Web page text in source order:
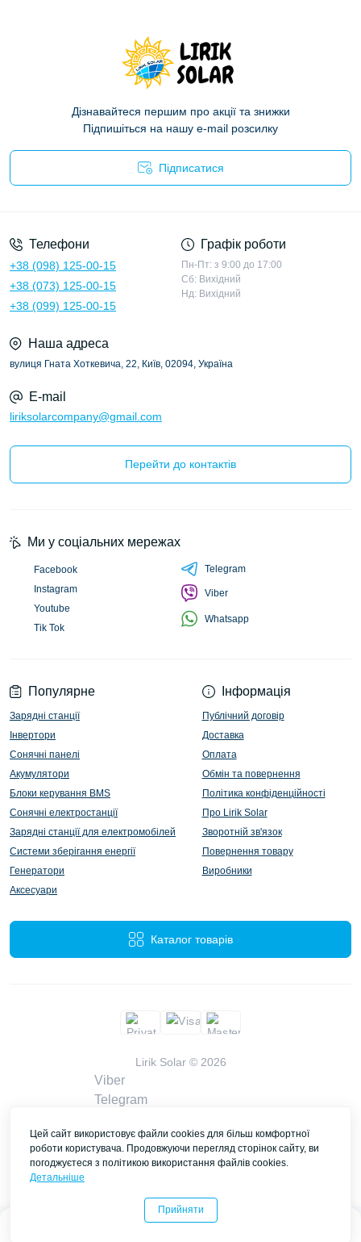
0
Дізнавайтеся першим про акції та знижки
Підпишіться на нашу e-mail розсилку
Підписатися
Телефони
+38 (098) 125-00-15
+38 (073) 125-00-15
+38 (099) 125-00-15
Графік роботи
Пн-Пт: з 9:00 до 17:00
Сб: Вихідний
Нд: Вихідний
Наша адреса
вулиця Гната Хоткевича, 22, Київ, 02094, Україна
E-mail
liriksolarcompany@gmail.com
Перейти до контактів
Популярне
Зарядні станції
Інвертори
Сонячні панелі
Акумулятори
Блоки керування BMS
Сонячні електростанції
Зарядні станції для електромобілей
Системи зберігання енергії
Генератори
Аксесуари
Інформація
Публічний договір
Доставка
Оплата
Обмін та повернення
Політика конфіденційності
Про Lirik Solar
Зворотній зв'язок
Повернення товару
Виробники
Каталог товарів
Ми у соціальних мережах
Facebook
Instagram
Youtube
Tik Tok
Telegram
Viber
Whatsapp
Lirik Solar © 2026
Viber
Telegram
liriksolarcompany@gmail.com
Замовити дзвінок
Цей сайт використовує файли cookies для більш комфортної
роботи користувача. Продовжуючи перегляд сторінок сайту, ви
погоджуєтеся з політикою використання файлів cookies.
Детальніше
Прийняти